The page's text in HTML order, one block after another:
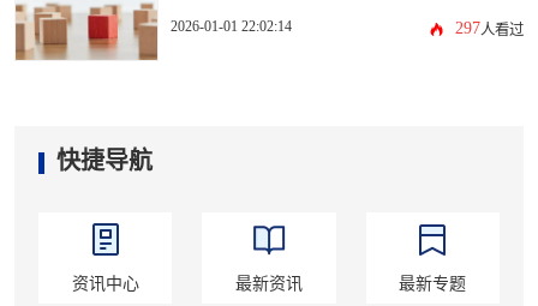
2026-01-01 22:02:14 297人看过
快捷导航
资讯中心 最新资讯 最新专题